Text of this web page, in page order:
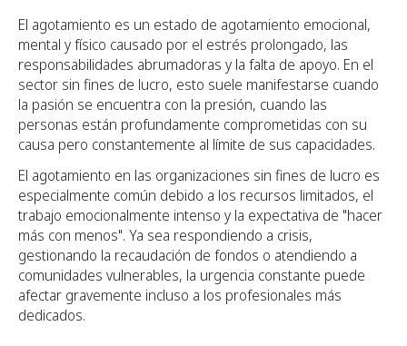
El agotamiento es un estado de agotamiento emocional,
mental y físico causado por el estrés prolongado, las
responsabilidades abrumadoras y la falta de apoyo. En el
sector sin fines de lucro, esto suele manifestarse cuando
la pasión se encuentra con la presión, cuando las
personas están profundamente comprometidas con su
causa pero constantemente al límite de sus capacidades.
El agotamiento en las organizaciones sin fines de lucro es
especialmente común debido a los recursos limitados, el
trabajo emocionalmente intenso y la expectativa de "hacer
más con menos". Ya sea respondiendo a crisis,
gestionando la recaudación de fondos o atendiendo a
comunidades vulnerables, la urgencia constante puede
afectar gravemente incluso a los profesionales más
dedicados.